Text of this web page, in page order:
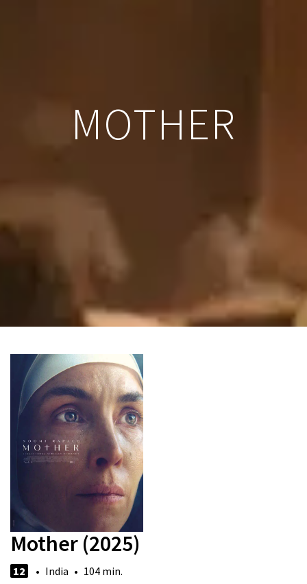
MOTHER
Mother (2025)
12 • India • 104 min.